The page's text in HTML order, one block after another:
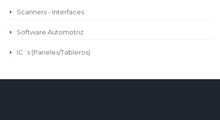
Scanners - Interfaces
Software Automotriz
IC´s (Paneles/Tableros)